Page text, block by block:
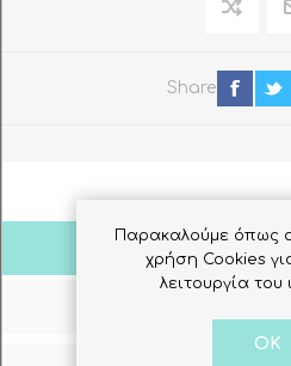
Share
Σχόλια
Παρακαλούμε όπως
χρήση Cookies
λειτουργία του
OK